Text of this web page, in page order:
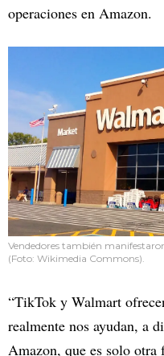
operaciones en Amazon.
Vendedores también
(Foto: Wikimedia Commons).
“TikTok y Walmart
realmente nos ayudan, a
Amazon, que es solo